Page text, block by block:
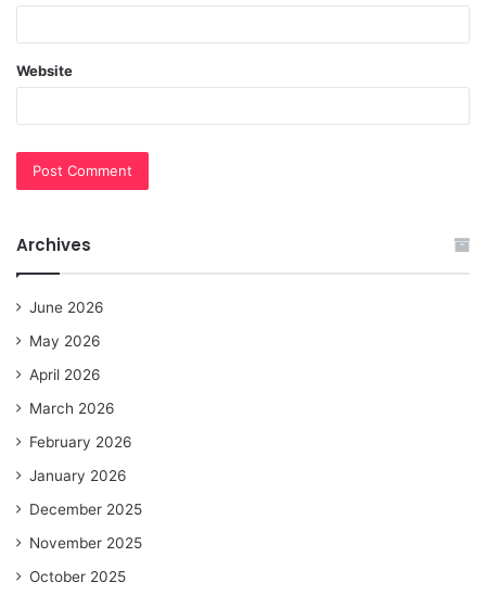
Website
Archives
June 2026
May 2026
April 2026
March 2026
February 2026
January 2026
December 2025
November 2025
October 2025